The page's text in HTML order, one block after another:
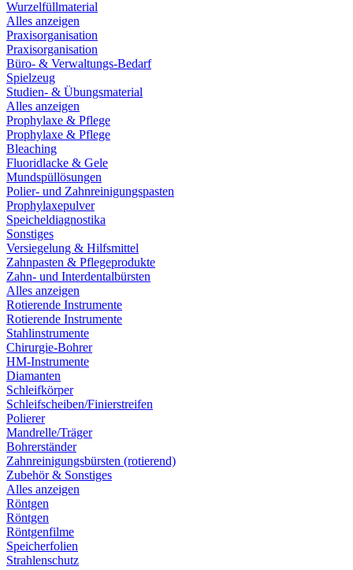
Wurzelfüllmaterial
Alles anzeigen
Praxisorganisation
Praxisorganisation
Büro- & Verwaltungs-Bedarf
Spielzeug
Studien- & Übungsmaterial
Alles anzeigen
Prophylaxe & Pflege
Prophylaxe & Pflege
Bleaching
Fluoridlacke & Gele
Mundspüllösungen
Polier- und Zahnreinigungspasten
Prophylaxepulver
Speicheldiagnostika
Sonstiges
Versiegelung & Hilfsmittel
Zahnpasten & Pflegeprodukte
Zahn- und Interdentalbürsten
Alles anzeigen
Rotierende Instrumente
Rotierende Instrumente
Stahlinstrumente
Chirurgie-Bohrer
HM-Instrumente
Diamanten
Schleifkörper
Schleifscheiben/Finierstreifen
Polierer
Mandrelle/Träger
Bohrerständer
Zahnreinigungsbürsten (rotierend)
Zubehör & Sonstiges
Alles anzeigen
Röntgen
Röntgen
Röntgenfilme
Speicherfolien
Strahlenschutz